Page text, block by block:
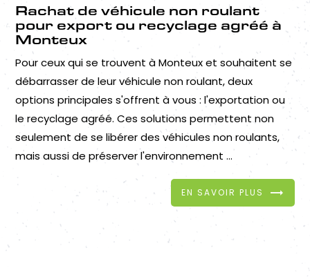
Rachat de véhicule non roulant
pour export ou recyclage agréé à
Monteux
Pour ceux qui se trouvent à Monteux et souhaitent se
débarrasser de leur véhicule non roulant, deux
options principales s'offrent à vous : l'exportation ou
le recyclage agréé. Ces solutions permettent non
seulement de se libérer des véhicules non roulants,
mais aussi de préserver l'environnement ...
EN SAVOIR PLUS